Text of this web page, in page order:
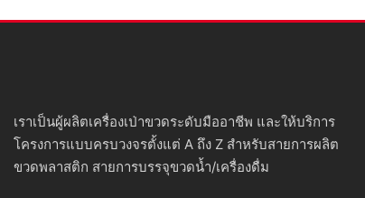
เราเป็นผู้ผลิตเครื่องเป่าขวดระดับมืออาชีพ และให้บริการ
โครงการแบบครบวงจรตั้งแต่ A ถึง Z สำหรับสายการผลิต
ขวดพลาสติก สายการบรรจุขวดน้ำ/เครื่องดื่ม